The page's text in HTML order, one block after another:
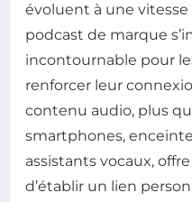
évoluent à une
podcast de marque
incontournable pour
renforcer leur
contenu audio, plus
smartphones,
assistants vocaux,
d’établir un lien